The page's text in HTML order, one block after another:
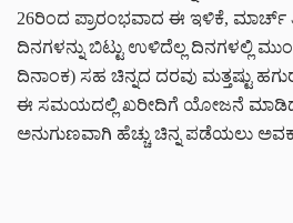
26ರಿಂದ ಪ್ರಾರಂಭವಾದ ಈ ಇಳಿಕೆ, ಮಾರ್ಚ್
ದಿನಗಳನ್ನು ಬಿಟ್ಟು ಉಳಿದೆಲ್ಲ ದಿನಗಳಲ್ಲಿ
ದಿನಾಂಕ) ಸಹ ಚಿನ್ನದ ದರವು ಮತ್ತಷ್ಟು
ಈ ಸಮಯದಲ್ಲಿ ಖರೀದಿಗೆ ಯೋಜನೆ
ಅನುಗುಣವಾಗಿ ಹೆಚ್ಚು ಚಿನ್ನ ಪಡೆಯಲು